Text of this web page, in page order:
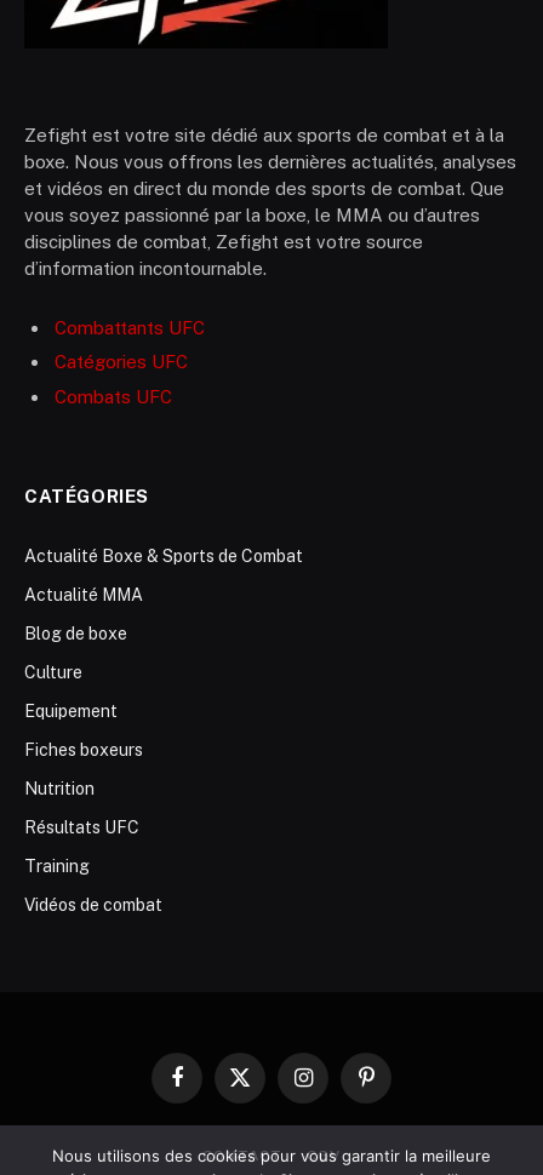
Zefight est votre site dédié aux sports de combat et à la
boxe. Nous vous offrons les dernières actualités, analyses
et vidéos en direct du monde des sports de combat. Que
vous soyez passionné par la boxe, le MMA ou d’autres
disciplines de combat, Zefight est votre source
d’information incontournable.
Combattants UFC
Catégories UFC
Combats UFC
CATÉGORIES
Actualité Boxe & Sports de Combat
Actualité MMA
Blog de boxe
Culture
Equipement
Fiches boxeurs
Nutrition
Résultats UFC
Training
Vidéos de combat
Facebook
X
InstagramPinterest
CONTACT CGV
Nous utilisons des cookies pour vous garantir la meilleure